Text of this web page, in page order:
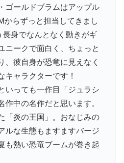
ゴールドブラムはアップル
からずっと担当してきまし
長身でなんとなく動きがギ
ニークで面白く、ちょっと
、彼自身が恐竜に見えなく
キャラクターです！
いっても一作目「ジュラシ
作中の名作だと思います。
「炎の王国」。おなじみの
ルな生態もますますバージ
も熱い恐竜ブームが巻き起